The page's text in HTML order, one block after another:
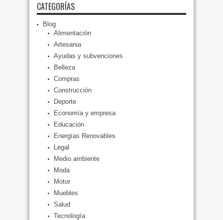
CATEGORÍAS
Blog
Alimentación
Artesania
Ayudas y subvenciones
Belleza
Compras
Construcción
Deporte
Economía y empresa
Educación
Energías Renovables
Legal
Medio ambiente
Moda
Motor
Muebles
Salud
Tecnología